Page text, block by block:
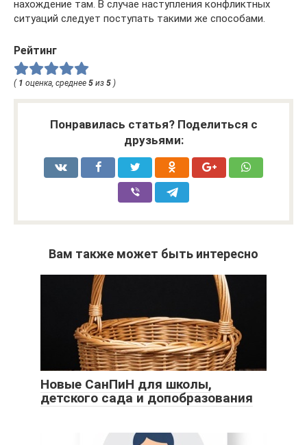
нахождение там. В случае наступления конфликтных
ситуаций следует поступать такими же способами.
Рейтинг
( 1 оценка, среднее 5 из 5 )
Понравилась статья? Поделиться с
друзьями:
Вам также может быть интересно
Новые СанПиН для школы,
детского сада и допобразования